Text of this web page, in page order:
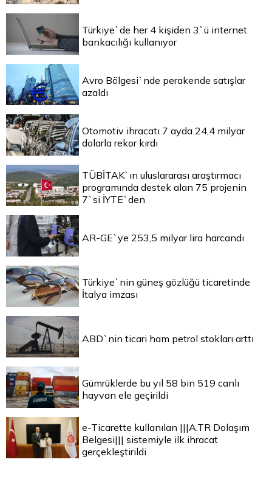
Türkiye`de her 4 kişiden 3`ü internet
bankacılığı kullanıyor
Avro Bölgesi`nde perakende satışlar
azaldı
Otomotiv ihracatı 7 ayda 24,4 milyar
dolarla rekor kırdı
TÜBİTAK`ın uluslararası araştırmacı
programında destek alan 75 projenin
7`si İYTE`den
AR-GE`ye 253,5 milyar lira harcandı
Türkiye`nin güneş gözlüğü ticaretinde
İtalya imzası
ABD`nin ticari ham petrol stokları arttı
Gümrüklerde bu yıl 58 bin 519 canlı
hayvan ele geçirildi
e-Ticarette kullanılan |||A.TR Dolaşım
Belgesi||| sistemiyle ilk ihracat
gerçekleştirildi